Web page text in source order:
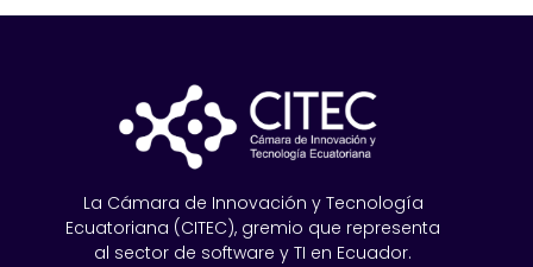
La Cámara de Innovación y Tecnología
Ecuatoriana (CITEC), gremio que representa
al sector de software y TI en Ecuador.